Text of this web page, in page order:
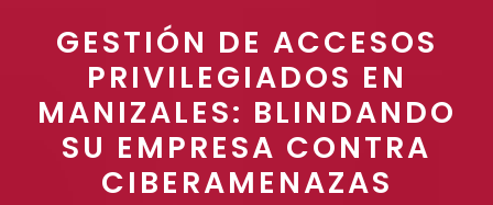
GESTIÓN DE ACCESOS
PRIVILEGIADOS EN
MANIZALES: BLINDANDO
SU EMPRESA CONTRA
CIBERAMENAZAS